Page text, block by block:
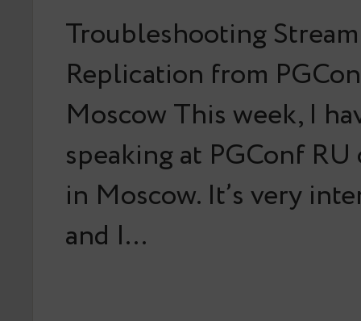
Troubleshooting
Replication from
Moscow This week, I
speaking at PGConf
in Moscow. It’s very
and I…